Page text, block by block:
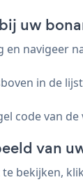
uw
en navigeer
in de
code van
van
bekijken,